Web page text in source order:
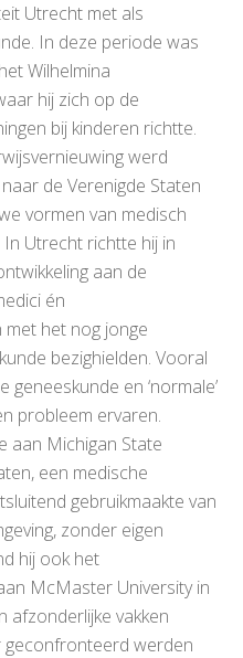
Utrecht met als
In deze periode was
Wilhelmina
hij zich op de
bij kinderen richtte.
werd
de Verenigde Staten
vormen van medisch
Utrecht richtte hij in
aan de
én
het nog jonge
bezighielden. Vooral
en ‘normale’
probleem ervaren.
aan Michigan State
een medische
gebruikmaakte van
zonder eigen
hij ook het
McMaster University in
afzonderlijke vakken
geconfronteerd werden